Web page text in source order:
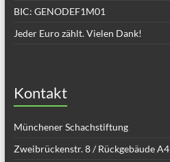
BIC: GENODEF1M01
Jeder Euro zählt. Vielen Dank!
Kontakt
Münchener Schachstiftung
Zweibrückenstr. 8 / Rückgebäude A4